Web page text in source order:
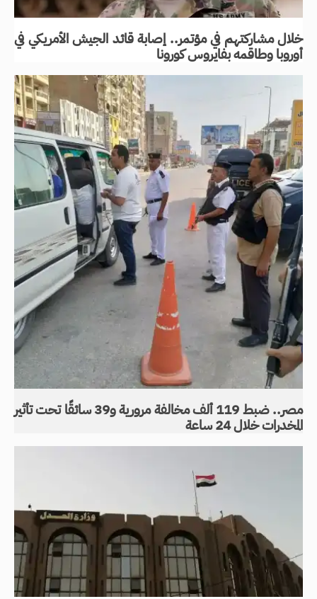
خلال مشاركتهم في مؤتمر.. إصابة قائد الجيش الأمريكي في
أوروبا وطاقمه بفايروس كورونا
مصر.. ضبط 119 ألف مخالفة مرورية و39 سائقًا تحت تأثير
المخدرات خلال 24 ساعة